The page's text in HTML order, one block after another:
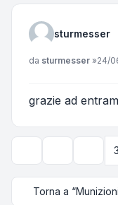
sturmesser
Messaggio
da sturmesser »24/
grazie ad
Strumenti
Torna a